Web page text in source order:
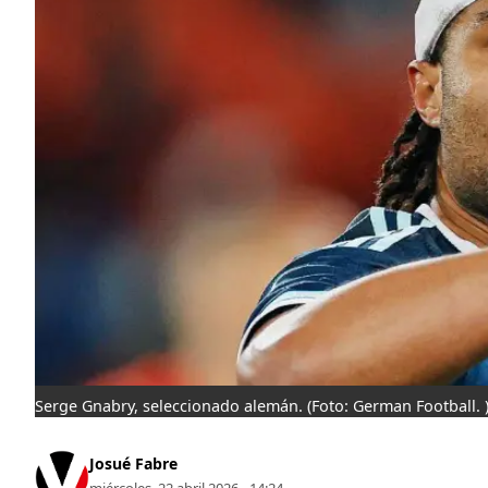
Serge Gnabry, seleccionado alemán. (Foto: German Football. )
Josué Fabre